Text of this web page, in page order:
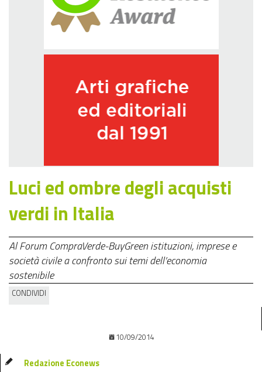
Luci ed ombre degli acquisti
verdi in Italia
Al Forum CompraVerde-BuyGreen istituzioni, imprese e
società civile a confronto sui temi dell’economia
sostenibile
CONDIVIDI
10/09/2014
Redazione Econews